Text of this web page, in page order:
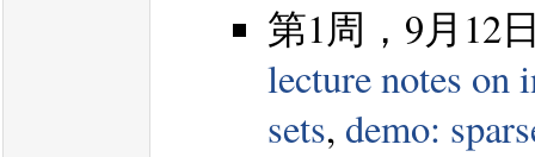
第1周，9月12
lecture notes on
sets, demo: